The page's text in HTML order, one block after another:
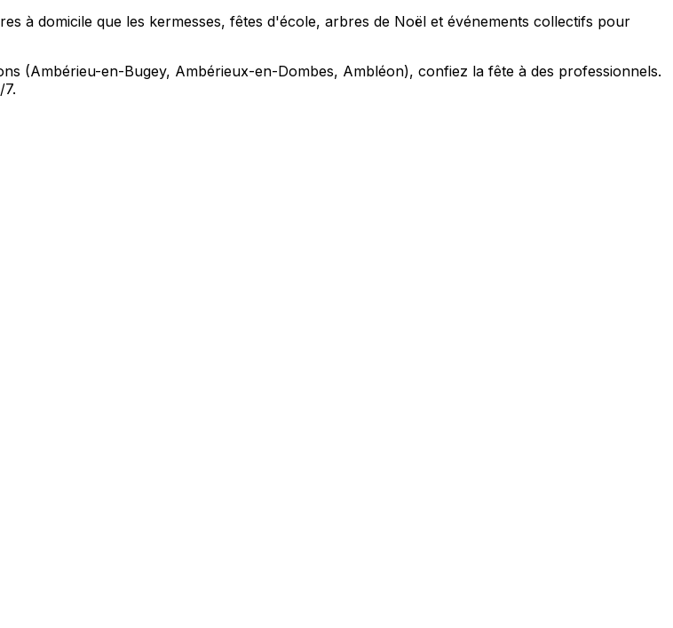
à domicile que les kermesses, fêtes d'école, arbres de Noël et événements collectifs pour
(Ambérieu-en-Bugey, Ambérieux-en-Dombes, Ambléon), confiez la fête à des professionnels.